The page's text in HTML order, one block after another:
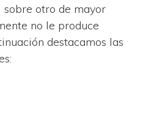
sobre otro de mayor
no le produce
destacamos las